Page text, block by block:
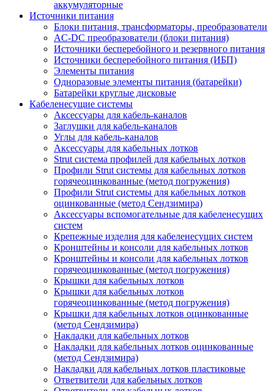
аккумуляторные
Источники питания
Блоки питания, трансформаторы, преобразователи
AC-DC преобразователи (блоки питания)
Источники бесперебойного и резервного питания
Источники бесперебойного питания (ИБП)
Элементы питания
Одноразовые элементы питания (батарейки)
Батарейки круглые дисковые
Кабеленесущие системы
Аксессуары для кабель-каналов
Заглушки для кабель-каналов
Углы для кабель-каналов
Аксессуары для кабельных лотков
Strut система профилей для кабельных лотков
Профили Strut системы для кабельных лотков
горячеоцинкованные (метод погружения)
Профили Strut системы для кабельных лотков
оцинкованные (метод Сендзимира)
Аксессуары вспомогательные для кабеленесущих
систем
Крепежные изделия для кабеленесущих систем
Кронштейны и консоли для кабельных лотков
Кронштейны и консоли для кабельных лотков
горячеоцинкованные (метод погружения)
Крышки для кабельных лотков
Крышки для кабельных лотков
горячеоцинкованные (метод погружения)
Крышки для кабельных лотков оцинкованные
(метод Сендзимира)
Накладки для кабельных лотков
Накладки для кабельных лотков оцинкованные
(метод Сендзимира)
Накладки для кабельных лотков пластиковые
Ответвители для кабельных лотков